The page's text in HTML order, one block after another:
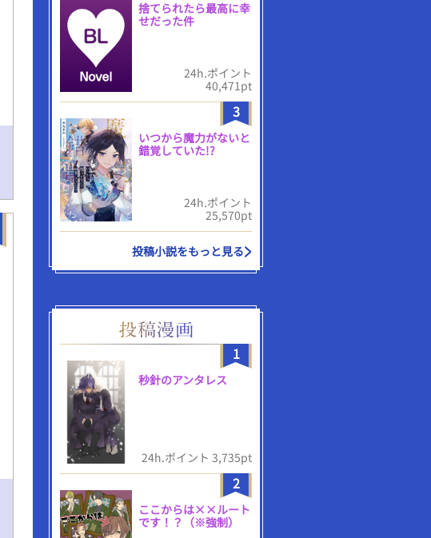
捨てられたら最高に幸
せだった件
24h.ポイント
40,471pt
3
いつから魔力がないと
錯覚していた!?
24h.ポイント
25,570pt
投稿小説をもっと見る
1
秒針のアンタレス
24h.ポイント 3,735pt
2
ここからは××ルート
です！？（※強制）